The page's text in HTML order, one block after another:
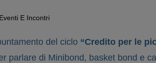
Eventi E Incontri
del ciclo “Credito per le
parlare di Minibond, basket bond e